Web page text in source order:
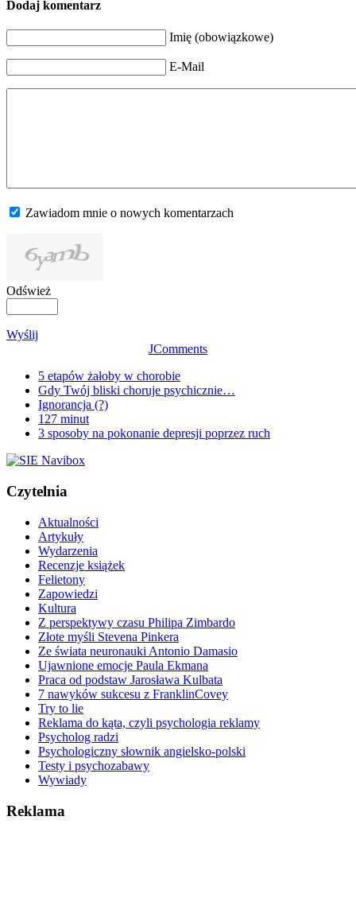
Dodaj komentarz
Imię (obowiązkowe)
E-Mail
Zawiadom mnie o nowych komentarzach
Odśwież
Wyślij
JComments
5 etapów żałoby w chorobie
Gdy Twój bliski choruje psychicznie…
Ignorancja (?)
127 minut
3 sposoby na pokonanie depresji poprzez ruch
Czytelnia
Aktualności
Artykuły
Wydarzenia
Recenzje książek
Felietony
Zapowiedzi
Kultura
Z perspektywy czasu Philipa Zimbardo
Złote myśli Stevena Pinkera
Ze świata neuronauki Antonio Damasio
Ujawnione emocje Paula Ekmana
Praca od podstaw Jarosława Kulbata
7 nawyków sukcesu z FranklinCovey
Try to lie
Reklama do kąta, czyli psychologia reklamy
Psycholog radzi
Psychologiczny słownik angielsko-polski
Testy i psychozabawy
Wywiady
Reklama